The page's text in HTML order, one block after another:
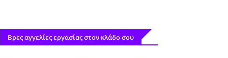
Βρες αγγελίες εργασίας στον κλάδο σου